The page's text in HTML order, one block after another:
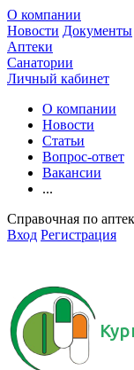
О компании
Новости Документы
Аптеки
Санатории
Личный кабинет
О компании
Новости
Статьи
Вопрос-ответ
Вакансии
...
Справочная по
Вход Регистрация